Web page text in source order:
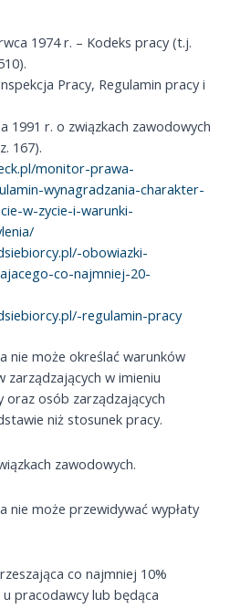
1974 r. – Kodeks pracy (t.j.
Pracy, Regulamin pracy i
1991 r. o związkach zawodowych
167).
monitor-prawa-
wynagradzania-charakter-
w-zycie-i-warunki-
obowiazki-
co-najmniej-20-
regulamin-pracy
nie może określać warunków
zarządzających w imieniu
oraz osób zarządzających
niż stosunek pracy.
zawodowych.
nie może przewidywać wypłaty
co najmniej 10%
pracodawcy lub będąca